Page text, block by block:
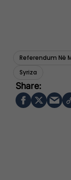
Referendum Në
Syriza